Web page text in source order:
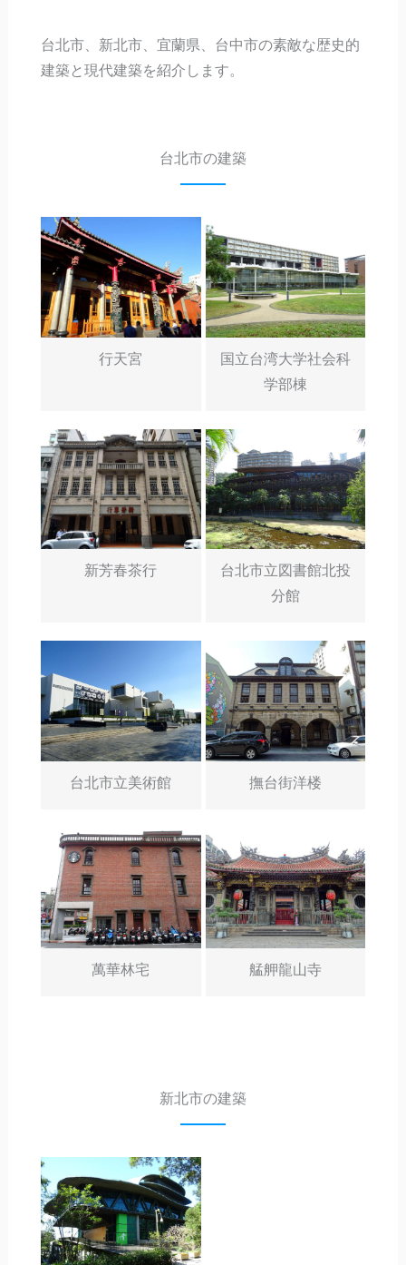
台北市、新北市、宜蘭県、台中市の素敵な歴史的
建築と現代建築を紹介します。
台北市の建築
行天宮
国立台湾大学社会科
学部棟
新芳春茶行
台北市立図書館北投
分館
台北市立美術館 撫台街洋楼
萬華林宅 艋舺龍山寺
新北市の建築